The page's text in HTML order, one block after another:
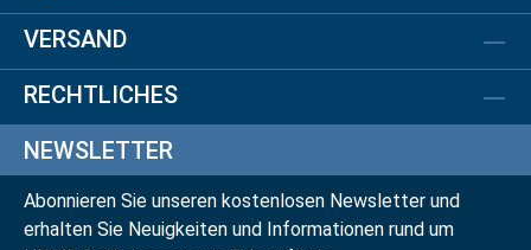
VERSAND
RECHTLICHES
NEWSLETTER
Abonnieren Sie unseren kostenlosen Newsletter und
erhalten Sie Neuigkeiten und Informationen rund um